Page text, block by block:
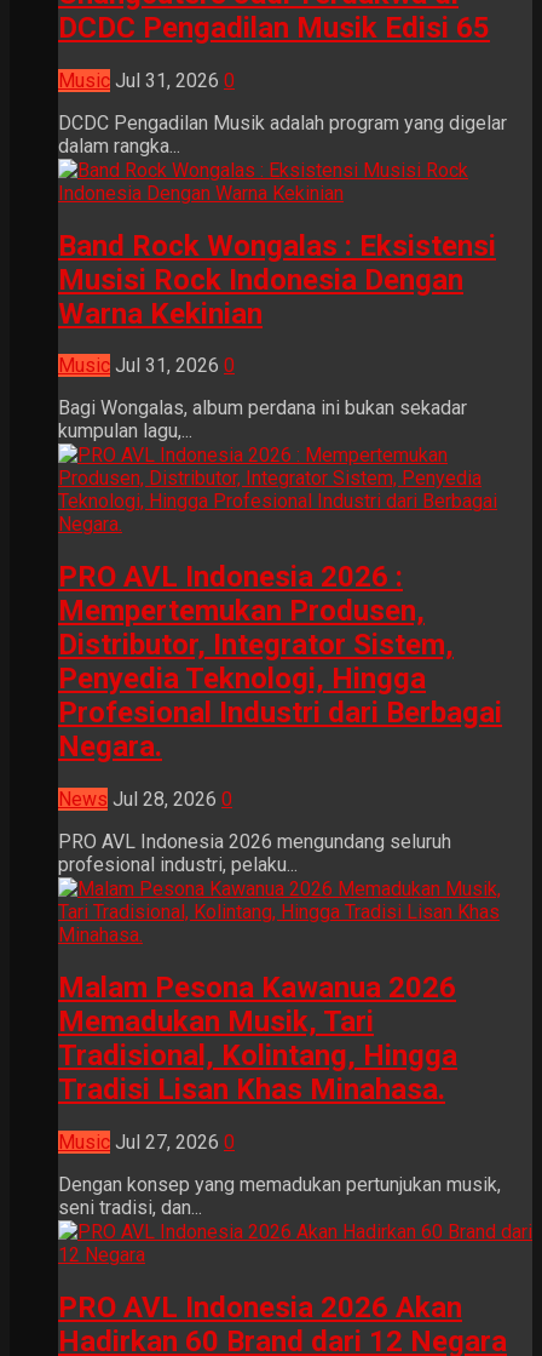
DCDC Pengadilan Musik Edisi 65
Music Jul 31, 2026 0
DCDC Pengadilan Musik adalah program yang digelar
dalam rangka...
Band Rock Wongalas : Eksistensi
Musisi Rock Indonesia Dengan
Warna Kekinian
Music Jul 31, 2026 0
Bagi Wongalas, album perdana ini bukan sekadar
kumpulan lagu,...
PRO AVL Indonesia 2026 :
Mempertemukan Produsen,
Distributor, Integrator Sistem,
Penyedia Teknologi, Hingga
Profesional Industri dari Berbagai
Negara.
News Jul 28, 2026 0
PRO AVL Indonesia 2026 mengundang seluruh
profesional industri, pelaku...
Malam Pesona Kawanua 2026
Memadukan Musik, Tari
Tradisional, Kolintang, Hingga
Tradisi Lisan Khas Minahasa.
Music Jul 27, 2026 0
Dengan konsep yang memadukan pertunjukan musik,
seni tradisi, dan...
PRO AVL Indonesia 2026 Akan
Hadirkan 60 Brand dari 12 Negara